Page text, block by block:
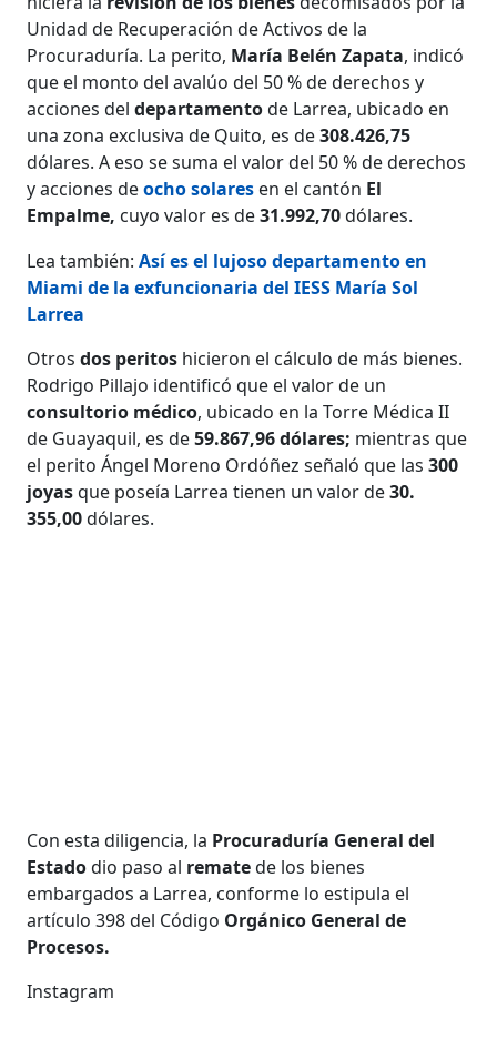
Unidad de Recuperación de Activos de la
Procuraduría. La perito, María Belén Zapata, indicó
que el monto del avalúo del 50 % de derechos y
acciones deldepartamentode Larrea, ubicado en
una zona exclusiva de Quito, es de308.426,75
dólares. A eso se suma el valor del 50 % de derechos
y acciones deocho solares en el cantón El
Empalme, cuyo valor es de31.992,70dólares.
Lea también:Así es el lujoso departamento en
Miami de la exfuncionaria del IESS María Sol
Larrea
Otrosdos peritos hicieron el cálculo de más bienes.
Rodrigo Pillajo identificó que el valor de un
consultorio médico, ubicado en la Torre Médica II
de Guayaquil, es de59.867,96 dólares; mientras que
el perito Ángel Moreno Ordóñez señaló que las300
joyasque poseía Larrea tienen un valor de30.
355,00dólares.
Con esta diligencia, la Procuraduría General del
Estadodio paso al rematede los bienes
embargados a Larrea, conforme lo estipula el
artículo 398 del Código Orgánico General de
Procesos.
Instagram